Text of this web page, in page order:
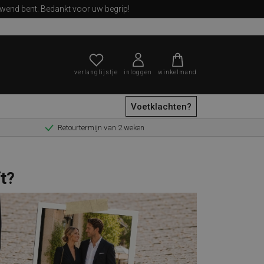
bent. Bedankt voor uw begrip!
verlanglijstje inloggen winkelmand
Voetklachten?
Retourtermijn van 2 weken